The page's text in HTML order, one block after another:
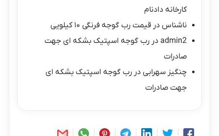
کارخانه دادنام
ناشناس درقیمت رب گوجه فرنگی ۱۰ کیلویی
admin2 دررب گوجه اسپتیک بشکه ای جهت
صادرات
چنگیز سهرابی دررب گوجه اسپتیک بشکه ای
جهت صادرات